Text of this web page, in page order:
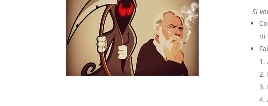
Si
ni